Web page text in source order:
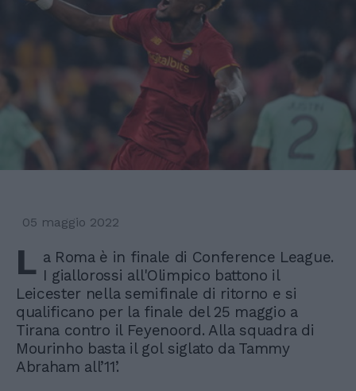
05 maggio 2022
L a Roma è in finale di Conference League.
I giallorossi all'Olimpico battono il
Leicester nella semifinale di ritorno e si
qualificano per la finale del 25 maggio a
Tirana contro il Feyenoord. Alla squadra di
Mourinho basta il gol siglato da Tammy
Abraham all’11’.